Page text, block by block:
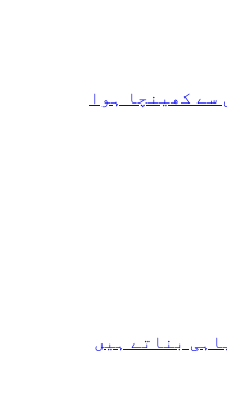
سے کھینچا ہوا
بناتے ہیں